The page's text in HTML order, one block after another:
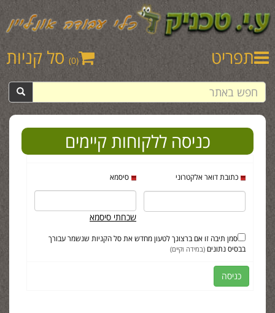
תפריט (0) סל קניות
כניסה ללקוחות קיימים
כתובת דואר אלקטרוני סיסמא
שכחתי סיסמא
סמן תיבה זו אם ברצונך לטעון מחדש את סל הקניות שנשמר עבורך
בבסיס נתונים (במידה וקיים)